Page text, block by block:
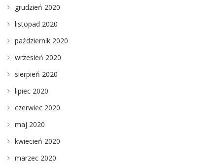
grudzień 2020
listopad 2020
październik 2020
wrzesień 2020
sierpień 2020
lipiec 2020
czerwiec 2020
maj 2020
kwiecień 2020
marzec 2020